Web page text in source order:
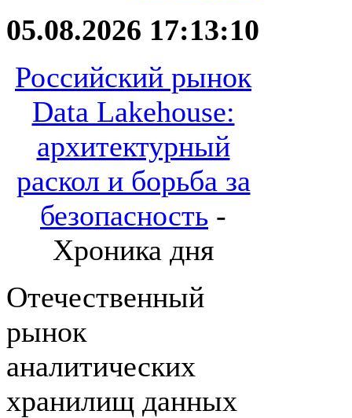
05.08.2026 17:13:10
Российский рынок
Data Lakehouse:
архитектурный
раскол и борьба за
безопасность -
Хроника дня
Отечественный
рынок
аналитических
хранилищ данных